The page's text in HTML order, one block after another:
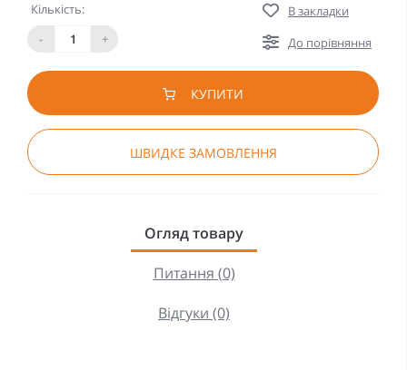
Кількість:
-
+
В закладки
До порівняння
КУПИТИ
ШВИДКЕ ЗАМОВЛЕННЯ
Огляд товару
Питання (0)
Відгуки (0)